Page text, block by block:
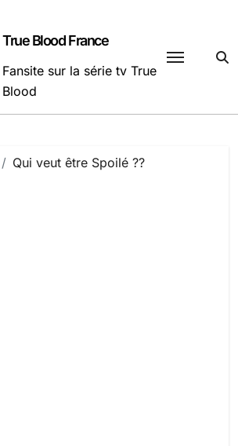
True Blood France
Fansite sur la série tv True
Blood
Qui veut être Spoilé ??